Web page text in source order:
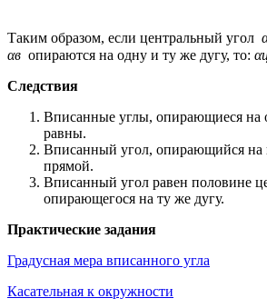
Таким образом, если центральный угол
αв опираются на одну и ту же дугу, то:
Следствия
Вписанные углы, опирающиеся на
равны.
Вписанный угол, опирающийся на
прямой.
Вписанный угол равен половине
опирающегося на ту же дугу.
Практические задания
Градусная мера вписанного угла
Касательная к окружности